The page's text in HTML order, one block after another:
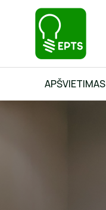
APŠVIETIMAS